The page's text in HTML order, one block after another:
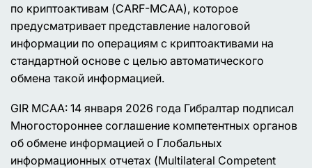
по криптоактивам (CARF-MCAA), которое
предусматривает представление налоговой
информации по операциям с криптоактивами на
стандартной основе с целью автоматического
обмена такой информацией.
GIR MCAA: 14 января 2026 года Гибралтар подписал
Многостороннее соглашение компетентных органов
об обмене информацией о Глобальных
информационных отчетах (Multilateral Competent